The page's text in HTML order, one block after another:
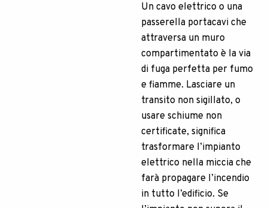
Un cavo elettrico o una
passerella portacavi che
attraversa un muro
compartimentato è la via
di fuga perfetta per fumo
e fiamme. Lasciare un
transito non sigillato, o
usare schiume non
certificate, significa
trasformare l’impianto
elettrico nella miccia che
farà propagare l’incendio
in tutto l’edificio. Se